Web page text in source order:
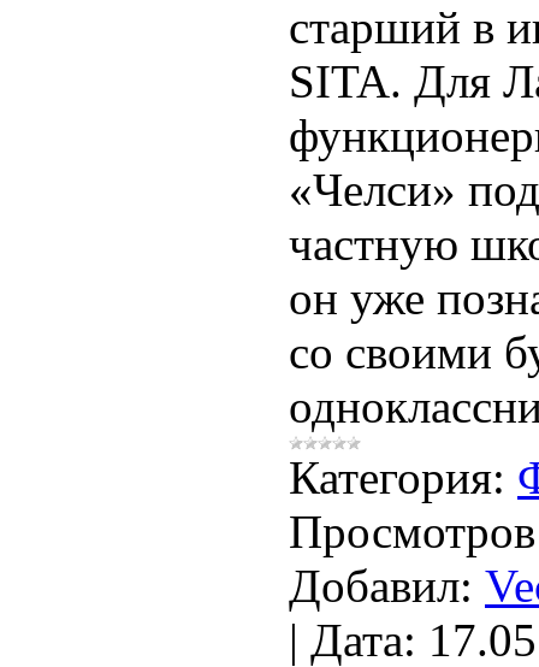
старший в
SITA. Для
«Челси»
частную
он уже
со своими
Категория:
Добавил:
| Дата: